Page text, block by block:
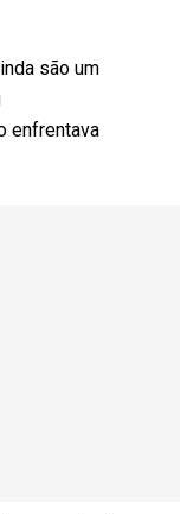
são um
enfrentava